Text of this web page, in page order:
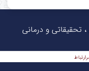
تحقیقاتی و درمانی